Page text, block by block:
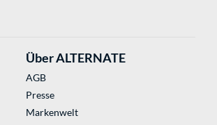
Über ALTERNATE
AGB
Presse
Markenwelt